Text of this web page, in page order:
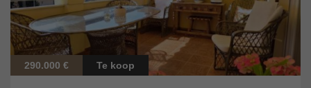
290.000 € Te koop